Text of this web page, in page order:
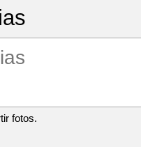
fotos.